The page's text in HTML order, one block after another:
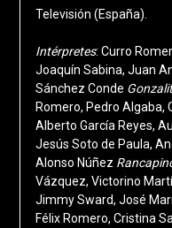
Televisión (España).
Intérpretes: Curro
Joaquín Sabina, Juan
Sánchez Conde
Romero, Pedro Algaba,
Alberto García Reyes,
Jesús Soto de Paula,
Alonso Núñez
Vázquez, Victorino
Jimmy Sward, José
Félix Romero, Cristina